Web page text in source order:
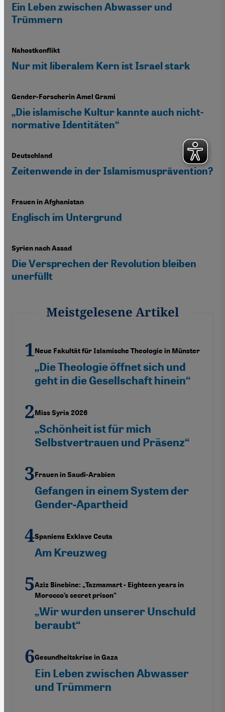
Ein Leben zwischen Abwasser und
Trümmern
Nahostkonflikt
Nur mit liberalem Kern ist Israel stark
Gender-Forscherin Amel Grami
„Die islamische Kultur kannte auch nicht-
normative Identitäten“
Deutschland
Zeitenwende in der Islamismusprävention?
Frauen in Afghanistan
Englisch im Untergrund
Syrien nach Assad
Die Versprechen der Revolution bleiben
unerfüllt
Meistgelesene Artikel
Neue Fakultät für Islamische Theologie in Münster
„Die Theologie öffnet sich und
geht in die Gesellschaft hinein“
Miss Syria 2026
„Schönheit ist für mich
Selbstvertrauen und Präsenz“
Frauen in Saudi-Arabien
Gefangen in einem System der
Gender-Apartheid
Spaniens Exklave Ceuta
Am Kreuzweg
Aziz Binebine: „Tazmamart - Eighteen years in
Morocco’s secret prison“
„Wir wurden unserer Unschuld
beraubt“
Gesundheitskrise in Gaza
Ein Leben zwischen Abwasser
und Trümmern